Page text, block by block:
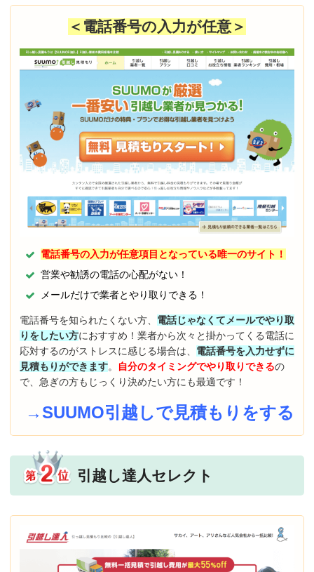
＜電話番号の入力が任意＞
電話番号の入力が任意項目となっている唯一のサイト！
営業や勧誘の電話の心配がない！
メールだけで業者とやり取りできる！
電話番号を知られたくない方、 電話じゃなくてメールでやり取
りをしたい方におすすめ！業者から次々と掛かってくる電話に
応対するのがストレスに感じる場合は、 電話番号を入力せずに
見積もりができます。 自分のタイミングでやり取りできるの
で、急ぎの方もじっくり決めたい方にも最適です！
→SUUMO引越しで見積もりをする
引越し達人セレクト